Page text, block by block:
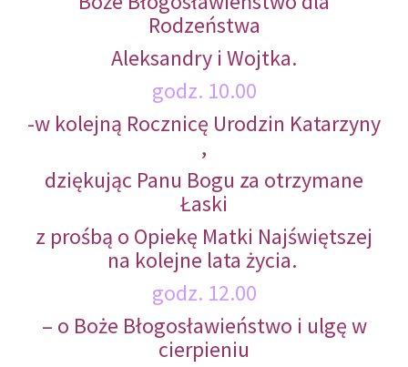
Rodzeństwa
Aleksandry i Wojtka.
godz. 10.00
-w kolejną Rocznicę Urodzin Katarzyny
,
dziękując Panu Bogu za otrzymane
Łaski
z prośbą o Opiekę Matki Najświętszej
na kolejne lata życia.
godz. 12.00
– o Boże Błogosławieństwo i ulgę w
cierpieniu